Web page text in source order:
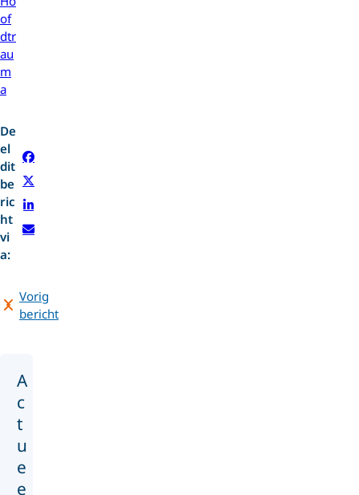
of
dtr
au
m
a
De
el
dit
be
ric
ht
vi
a:
Vorig
bericht
A
c
t
u
e
e